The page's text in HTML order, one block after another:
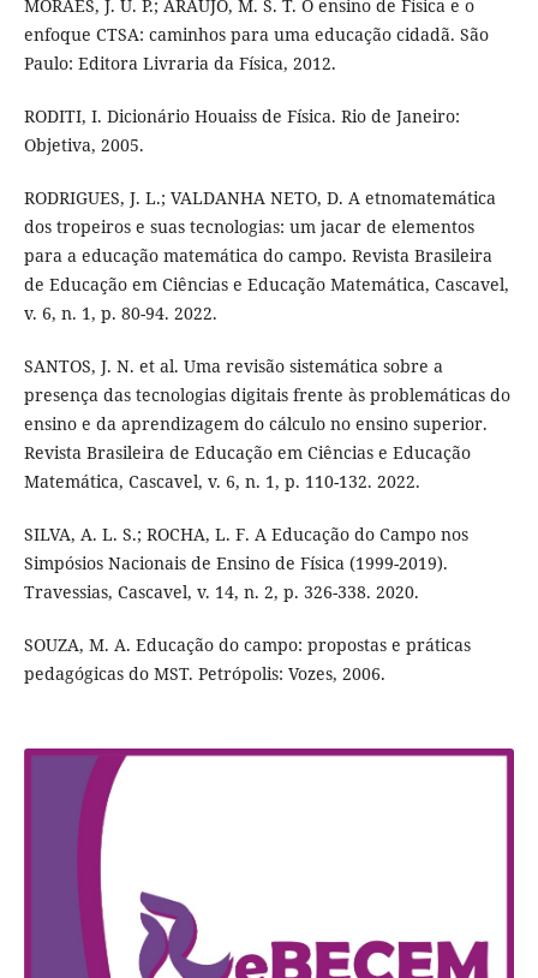
MORAES, J. U. P.; ARAÚJO, M. S. T. O ensino de Física e o
enfoque CTSA: caminhos para uma educação cidadã. São
Paulo: Editora Livraria da Física, 2012.
RODITI, I. Dicionário Houaiss de Física. Rio de Janeiro:
Objetiva, 2005.
RODRIGUES, J. L.; VALDANHA NETO, D. A etnomatemática
dos tropeiros e suas tecnologias: um jacar de elementos
para a educação matemática do campo. Revista Brasileira
de Educação em Ciências e Educação Matemática, Cascavel,
v. 6, n. 1, p. 80-94. 2022.
SANTOS, J. N. et al. Uma revisão sistemática sobre a
presença das tecnologias digitais frente às problemáticas do
ensino e da aprendizagem do cálculo no ensino superior.
Revista Brasileira de Educação em Ciências e Educação
Matemática, Cascavel, v. 6, n. 1, p. 110-132. 2022.
SILVA, A. L. S.; ROCHA, L. F. A Educação do Campo nos
Simpósios Nacionais de Ensino de Física (1999-2019).
Travessias, Cascavel, v. 14, n. 2, p. 326-338. 2020.
SOUZA, M. A. Educação do campo: propostas e práticas
pedagógicas do MST. Petrópolis: Vozes, 2006.